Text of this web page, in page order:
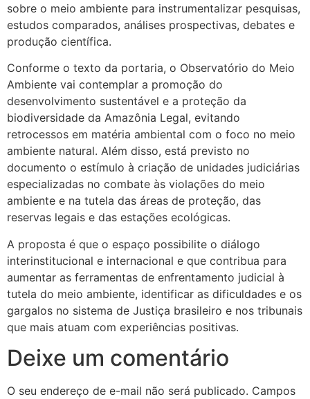
sobre o meio ambiente para instrumentalizar pesquisas,
estudos comparados, análises prospectivas, debates e
produção científica.
Conforme o texto da portaria, o Observatório do Meio
Ambiente vai contemplar a promoção do
desenvolvimento sustentável e a proteção da
biodiversidade da Amazônia Legal, evitando
retrocessos em matéria ambiental com o foco no meio
ambiente natural. Além disso, está previsto no
documento o estímulo à criação de unidades judiciárias
especializadas no combate às violações do meio
ambiente e na tutela das áreas de proteção, das
reservas legais e das estações ecológicas.
A proposta é que o espaço possibilite o diálogo
interinstitucional e internacional e que contribua para
aumentar as ferramentas de enfrentamento judicial à
tutela do meio ambiente, identificar as dificuldades e os
gargalos no sistema de Justiça brasileiro e nos tribunais
que mais atuam com experiências positivas.
Deixe um comentário
O seu endereço de e-mail não será publicado. Campos